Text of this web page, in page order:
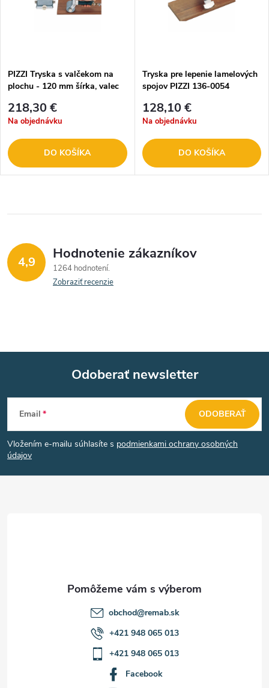
PIZZI Tryska s valčekom na
plochu - 120 mm šírka, valec
218,30 €
Na objednávku
DO KOŠÍKA
Tryska pre lepenie lamelových
spojov PIZZI 136-0054
128,10 €
Na objednávku
DO KOŠÍKA
4,9 Hodnotenie zákazníkov
1264 hodnotení
Zobraziť recenzie
Z
á
p
Odoberať newsletter
Email
Vložením e-mailu súhlasíte s podmienkami ochrany osobných
údajov
ODOBERAŤ
obchod@remab.sk
+421 948 065 013
+421 948 065 013
Facebook